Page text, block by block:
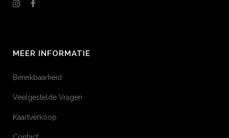
MEER INFORMATIE
Bereikbaarheid
Veelgestelde Vragen
Kaartverkoop